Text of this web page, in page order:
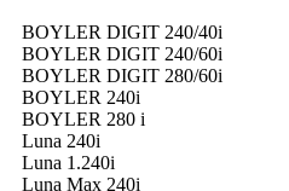
BOYLER DIGIT 240/40i
BOYLER DIGIT 240/60i
BOYLER DIGIT 280/60i
BOYLER 240i
BOYLER 280 i
Luna 240i
Luna 1.240i
Luna Max 240i